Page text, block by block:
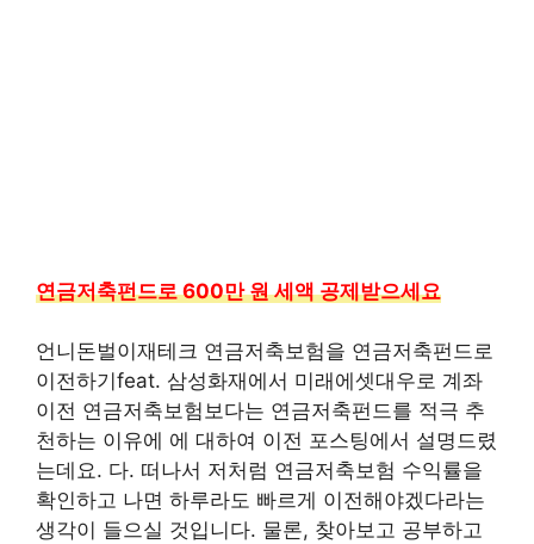
연금저축펀드로 600만 원 세액 공제받으세요
언니돈벌이재테크 연금저축보험을 연금저축펀드로
이전하기feat. 삼성화재에서 미래에셋대우로 계좌
이전 연금저축보험보다는 연금저축펀드를 적극 추
천하는 이유에 에 대하여 이전 포스팅에서 설명드렸
는데요. 다. 떠나서 저처럼 연금저축보험 수익률을
확인하고 나면 하루라도 빠르게 이전해야겠다라는
생각이 들으실 것입니다. 물론, 찾아보고 공부하고